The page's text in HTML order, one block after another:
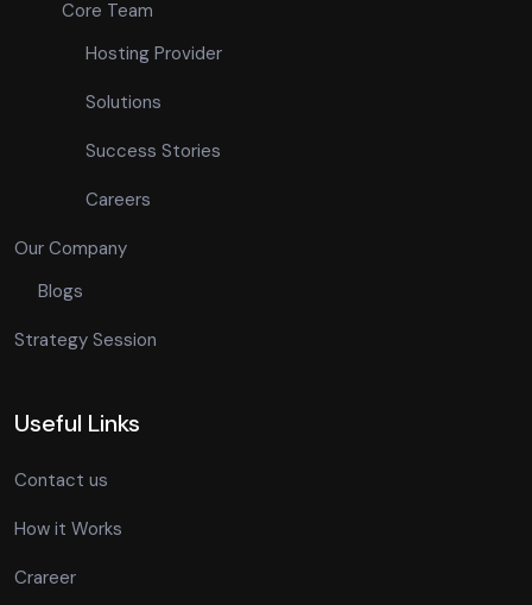
Core Team
Hosting Provider
Solutions
Success Stories
Careers
Our Company
Blogs
Strategy Session
Useful Links
Contact us
How it Works
Crareer